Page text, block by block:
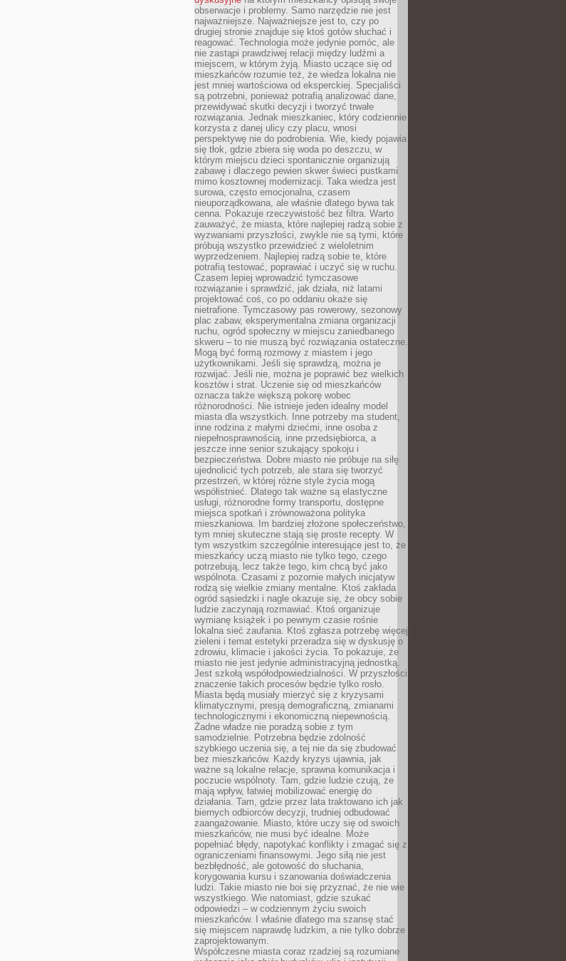
obserwacje i problemy. Samo narzędzie nie jest
najważniejsze. Najważniejsze jest to, czy po
drugiej stronie znajduje się ktoś gotów słuchać i
reagować. Technologia może jedynie pomóc, ale
nie zastąpi prawdziwej relacji między ludźmi a
miejscem, w którym żyją. Miasto uczące się od
mieszkańców rozumie też, że wiedza lokalna nie
jest mniej wartościowa od eksperckiej. Specjaliści
są potrzebni, ponieważ potrafią analizować dane,
przewidywać skutki decyzji i tworzyć trwałe
rozwiązania. Jednak mieszkaniec, który codziennie
korzysta z danej ulicy czy placu, wnosi
perspektywę nie do podrobienia. Wie, kiedy pojawia
się tłok, gdzie zbiera się woda po deszczu, w
którym miejscu dzieci spontanicznie organizują
zabawę i dlaczego pewien skwer świeci pustkami
mimo kosztownej modernizacji. Taka wiedza jest
surowa, często emocjonalna, czasem
nieuporządkowana, ale właśnie dlatego bywa tak
cenna. Pokazuje rzeczywistość bez filtra. Warto
zauważyć, że miasta, które najlepiej radzą sobie z
wyzwaniami przyszłości, zwykle nie są tymi, które
próbują wszystko przewidzieć z wieloletnim
wyprzedzeniem. Najlepiej radzą sobie te, które
potrafią testować, poprawiać i uczyć się w ruchu.
Czasem lepiej wprowadzić tymczasowe
rozwiązanie i sprawdzić, jak działa, niż latami
projektować coś, co po oddaniu okaże się
nietrafione. Tymczasowy pas rowerowy, sezonowy
plac zabaw, eksperymentalna zmiana organizacji
ruchu, ogród społeczny w miejscu zaniedbanego
skweru – to nie muszą być rozwiązania ostateczne.
Mogą być formą rozmowy z miastem i jego
użytkownikami. Jeśli się sprawdzą, można je
rozwijać. Jeśli nie, można je poprawić bez wielkich
kosztów i strat. Uczenie się od mieszkańców
oznacza także większą pokorę wobec
różnorodności. Nie istnieje jeden idealny model
miasta dla wszystkich. Inne potrzeby ma student,
inne rodzina z małymi dziećmi, inne osoba z
niepełnosprawnością, inne przedsiębiorca, a
jeszcze inne senior szukający spokoju i
bezpieczeństwa. Dobre miasto nie próbuje na siłę
ujednolicić tych potrzeb, ale stara się tworzyć
przestrzeń, w której różne style życia mogą
współistnieć. Dlatego tak ważne są elastyczne
usługi, różnorodne formy transportu, dostępne
miejsca spotkań i zrównoważona polityka
mieszkaniowa. Im bardziej złożone społeczeństwo,
tym mniej skuteczne stają się proste recepty. W
tym wszystkim szczególnie interesujące jest to, że
mieszkańcy uczą miasto nie tylko tego, czego
potrzebują, lecz także tego, kim chcą być jako
wspólnota. Czasami z pozornie małych inicjatyw
rodzą się wielkie zmiany mentalne. Ktoś zakłada
ogród sąsiedzki i nagle okazuje się, że obcy sobie
ludzie zaczynają rozmawiać. Ktoś organizuje
wymianę książek i po pewnym czasie rośnie
lokalna sieć zaufania. Ktoś zgłasza potrzebę więcej
zieleni i temat estetyki przeradza się w dyskusję o
zdrowiu, klimacie i jakości życia. To pokazuje, że
miasto nie jest jedynie administracyjną jednostką.
Jest szkołą współodpowiedzialności. W przyszłości
znaczenie takich procesów będzie tylko rosło.
Miasta będą musiały mierzyć się z kryzysami
klimatycznymi, presją demograficzną, zmianami
technologicznymi i ekonomiczną niepewnością.
Żadne władze nie poradzą sobie z tym
samodzielnie. Potrzebna będzie zdolność
szybkiego uczenia się, a tej nie da się zbudować
bez mieszkańców. Każdy kryzys ujawnia, jak
ważne są lokalne relacje, sprawna komunikacja i
poczucie wspólnoty. Tam, gdzie ludzie czują, że
mają wpływ, łatwiej mobilizować energię do
działania. Tam, gdzie przez lata traktowano ich jak
biernych odbiorców decyzji, trudniej odbudować
zaangażowanie. Miasto, które uczy się od swoich
mieszkańców, nie musi być idealne. Może
popełniać błędy, napotykać konflikty i zmagać się z
ograniczeniami finansowymi. Jego siłą nie jest
bezbłędność, ale gotowość do słuchania,
korygowania kursu i szanowania doświadczenia
ludzi. Takie miasto nie boi się przyznać, że nie wie
wszystkiego. Wie natomiast, gdzie szukać
odpowiedzi – w codziennym życiu swoich
mieszkańców. I właśnie dlatego ma szansę stać
się miejscem naprawdę ludzkim, a nie tylko dobrze
zaprojektowanym.
Współczesne miasta coraz rzadziej są rozumiane